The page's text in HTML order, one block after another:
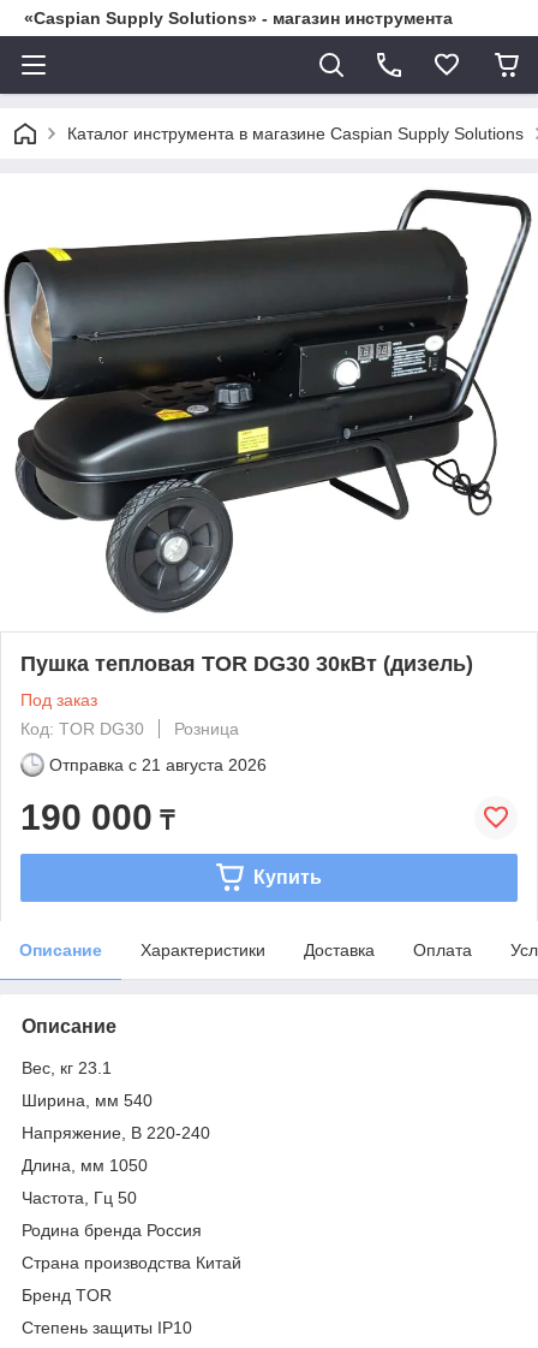
«Caspian Supply Solutions» - магазин инструмента
Каталог инструмента в магазине Caspian Supply Solutions
Пушка тепловая TOR DG30 30кВт (дизель)
Под заказ
Код: TOR DG30
Розница
Отправка с 21 августа 2026
190 000 ₸
Купить
Описание Характеристики Доставка Оплата
Описание
Вес, кг 23.1
Ширина, мм 540
Напряжение, В 220-240
Длина, мм 1050
Частота, Гц 50
Родина бренда Россия
Страна производства Китай
Бренд TOR
Степень защиты IP10